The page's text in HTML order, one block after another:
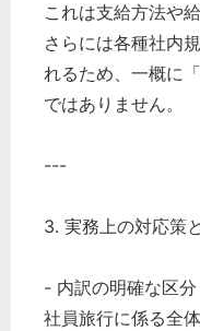
これは支給方法や
さらには各種社内
れるため、一概に
ではありません。
---
3. 実務上の対応策
- 内訳の明確な区分
社員旅行に係る全